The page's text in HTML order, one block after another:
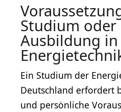
Studium oder
Ausbildung in
Ein Studium der
Deutschland erfordert
und persönliche